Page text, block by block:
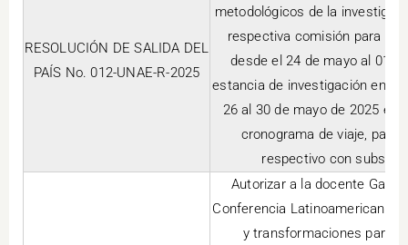
RESOLUCIÓN DE SALIDA DEL
PAÍS No. 012-UNAE-R-2025
metodológicos de la
respectiva comisión para el
desde el 24 de mayo al 01
estancia de investigación en la
26 al 30 de mayo de 2025 en
cronograma de viaje, para
respectivo con
Autorizar a la docente
Conferencia Latinoamericana
y transformaciones para